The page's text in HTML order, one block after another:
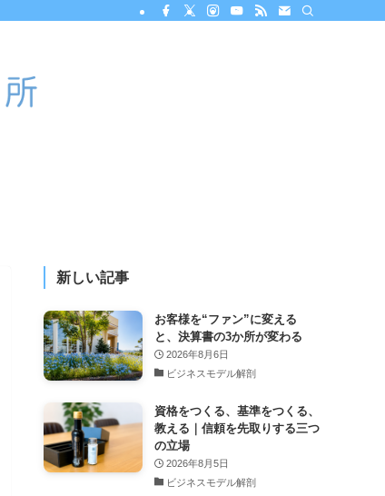
新しい記事
お客様を“ファン”に変える
と、決算書の3か所が変わる
2026年8月6日
ビジネスモデル解剖
資格をつくる、基準をつくる、
教える｜信頼を先取りする三つ
の立場
2026年8月5日
ビジネスモデル解剖